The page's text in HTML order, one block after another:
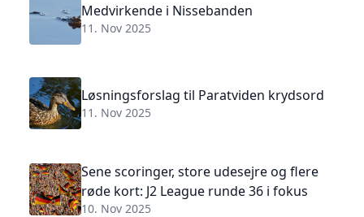
Medvirkende i Nissebanden
11. Nov 2025
Løsningsforslag til Paratviden krydsord
11. Nov 2025
Sene scoringer, store udesejre og flere
røde kort: J2 League runde 36 i fokus
10. Nov 2025